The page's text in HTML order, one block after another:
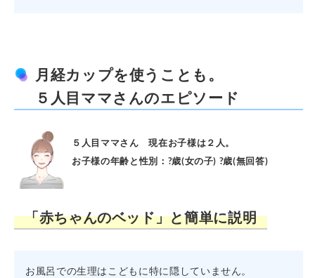
月経カップを使うことも。
５人目ママさんのエピソード
５人目ママさん 現在お子様は２人。
お子様の年齢と性別：?歳(女の子) ?歳(無回答)
「赤ちゃんのベッド」と簡単に説明
お風呂での生理はこどもに特に隠していません。